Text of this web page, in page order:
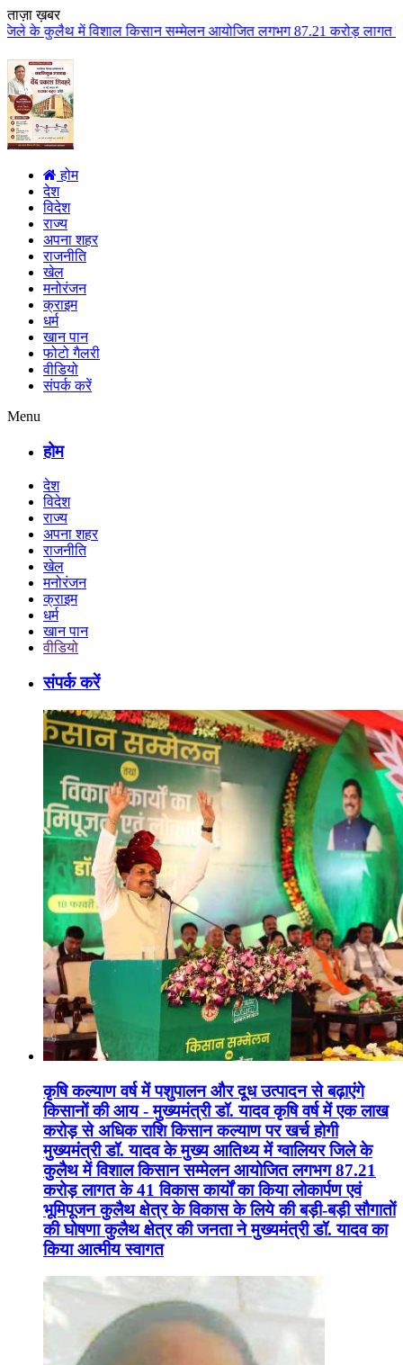
ताज़ा ख़बर
सम्मेलन आयोजित लगभग 87.21 करोड़ लागत के 41 विकास कार्यों
होम
देश
विदेश
राज्य
अपना शहर
राजनीति
खेल
मनोरंजन
क्राइम
धर्म
खान पान
फोटो गैलरी
वीडियो
संपर्क करें
Menu
होम
देश
विदेश
राज्य
अपना शहर
राजनीति
खेल
मनोरंजन
क्राइम
धर्म
खान पान
वीडियो
संपर्क करें
कृषि कल्याण वर्ष में पशुपालन और दूध उत्पादन से बढ़ाएंगे
किसानों की आय - मुख्यमंत्री डॉ. यादव कृषि वर्ष में एक लाख
करोड़ से अधिक राशि किसान कल्याण पर खर्च होगी
मुख्यमंत्री डॉ. यादव के मुख्य आतिथ्य में ग्वालियर जिले के
कुलैथ में विशाल किसान सम्मेलन आयोजित लगभग 87.21
करोड़ लागत के 41 विकास कार्यों का किया लोकार्पण एवं
भूमिपूजन कुलैथ क्षेत्र के विकास के लिये की बड़ी-बड़ी सौगातों
की घोषणा कुलैथ क्षेत्र की जनता ने मुख्यमंत्री डॉ. यादव का
किया आत्मीय स्वागत